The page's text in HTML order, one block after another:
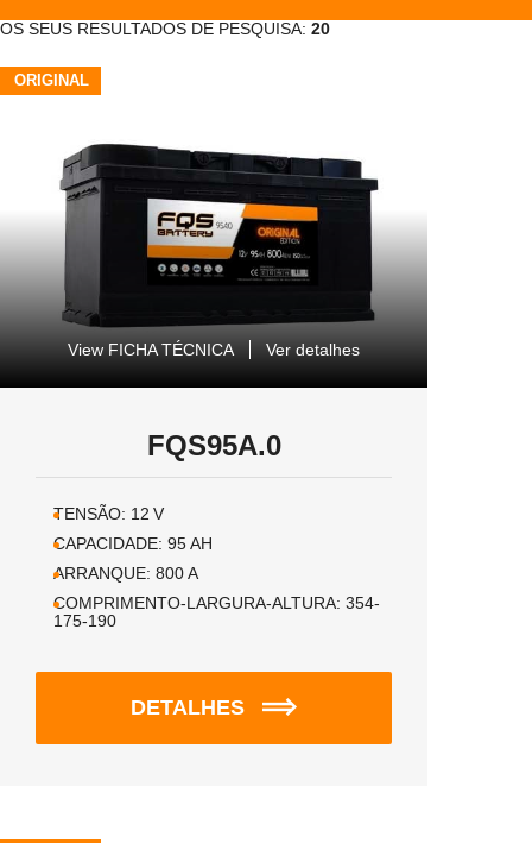
OS SEUS RESULTADOS DE PESQUISA: 20
ORIGINAL
View FICHA TÉCNICA Ver detalhes
FQS95A.0
TENSÃO: 12 V
CAPACIDADE: 95AH
ARRANQUE: 800A
COMPRIMENTO-LARGURA-ALTURA: 354-
175-190
DETALHES